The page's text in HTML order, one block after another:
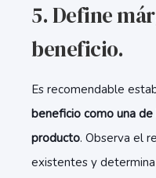
5. Define
beneficio.
Es recomendable
beneficio como una
producto. Observa el
existentes y